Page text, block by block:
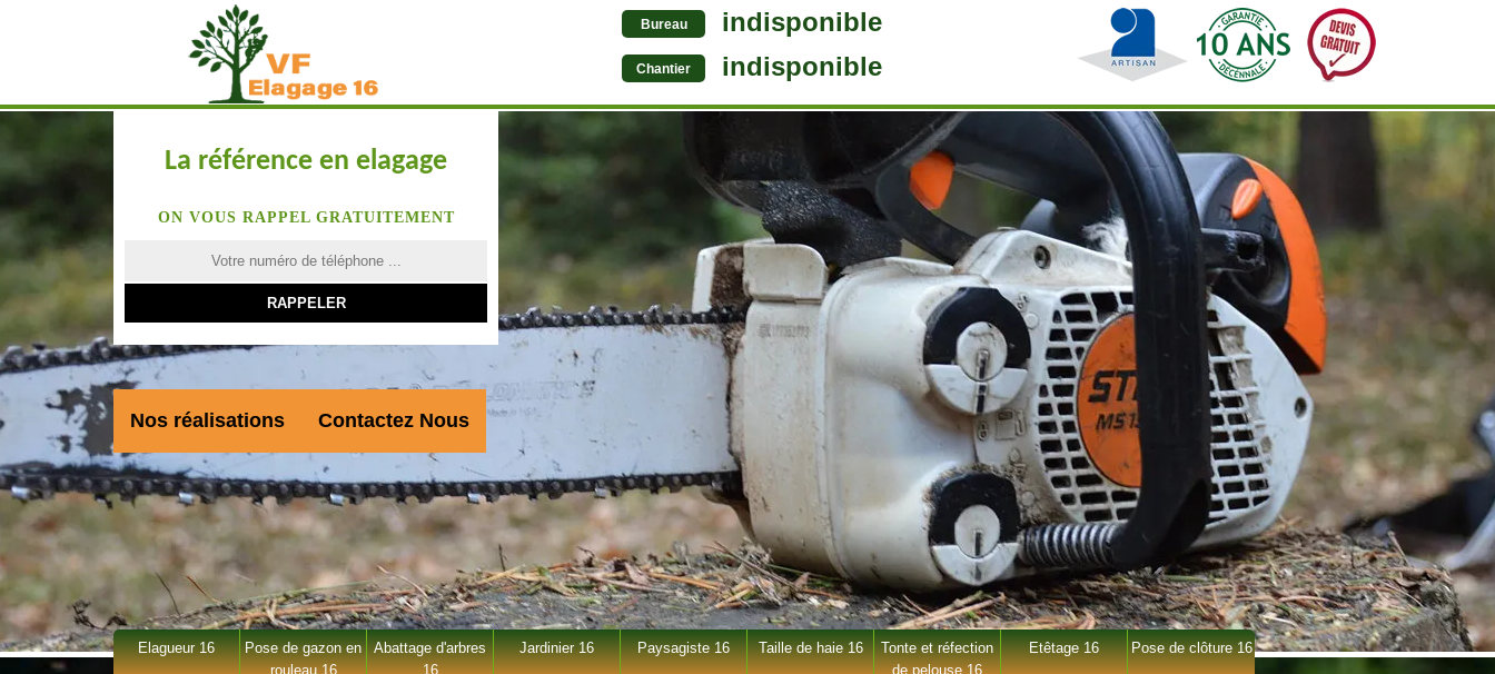
Bureau indisponible
Chantier indisponible
La référence en elagage
ON VOUS RAPPEL GRATUITEMENT
Nos réalisations Contactez Nous
Elagueur 16
Pose de gazon en
rouleau 16
Abattage d'arbres
16
Jardinier 16 Paysagiste 16 Taille de haie 16
Tonte et réfection
de pelouse 16
Etêtage 16 Pose de clôture 16